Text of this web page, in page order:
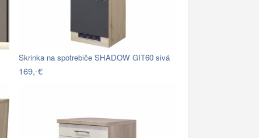
Skrinka na spotrebiče SHADOW GIT60 sivá
169,-€